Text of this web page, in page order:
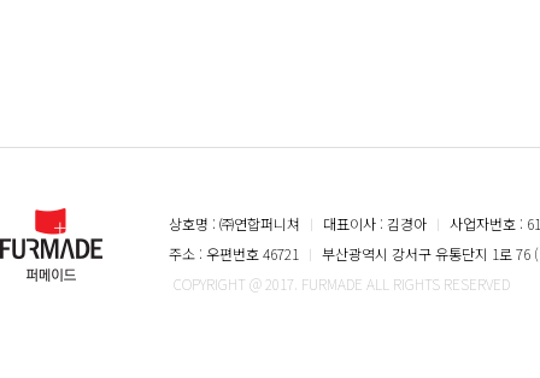
상호명 : ㈜연합퍼니쳐 ㅣ 대표이사 : 김경아 ㅣ 사업자번호 :
주소 : 우편번호 46721
ㅣ 부산광역시 강서구 유통단지 1로 76
COPYRIGHT @ 2017. FURMADE ALL RIGHTS RESERVED